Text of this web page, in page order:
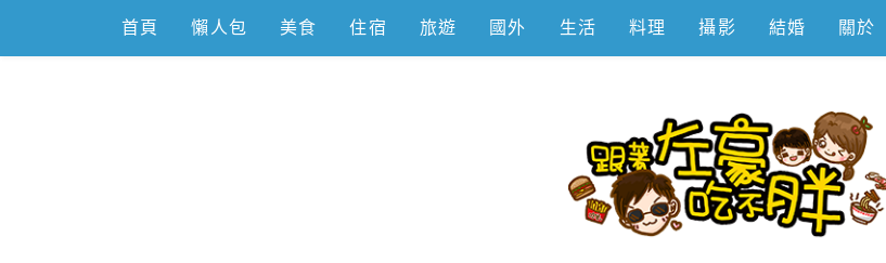
content
首頁 懶人包 美食 住宿 旅遊 國外 生活 料理 攝影 結婚 關於